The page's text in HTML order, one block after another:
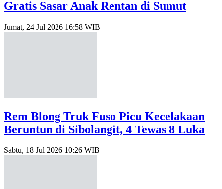
Gratis Sasar Anak Rentan di Sumut
Jumat, 24 Jul 2026 16:58 WIB
Rem Blong Truk Fuso Picu Kecelakaan
Beruntun di Sibolangit, 4 Tewas 8 Luka
Sabtu, 18 Jul 2026 10:26 WIB